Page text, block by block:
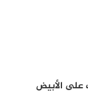
على الأبيض